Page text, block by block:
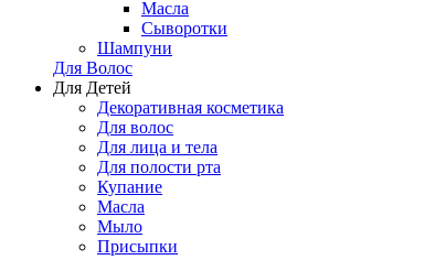
Масла
Сыворотки
Шампуни
Для Волос
Для Детей
Декоративная косметика
Для волос
Для лица и тела
Для полости рта
Купание
Масла
Мыло
Присыпки